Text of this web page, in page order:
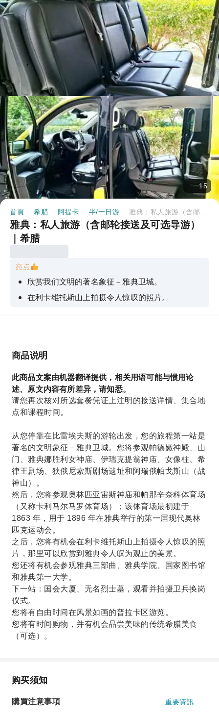
15
首頁 希腊 阿提卡 半/一日游
雅典：私人旅游（含邮轮接送及可选导游）
｜希腊
亮点
欣赏我们文明的著名象征－雅典卫城。
在利卡维托斯山上拍摄令人惊叹的照片。
尽情享受普拉卡区如画的风景。
商品说明
此商品文案由机器翻译提供，相关用语可能与惯用论
述、原文内容有所差异，请知悉。
请您再次核对所选套餐凭证上注明的接送详情、集合地
点和课程时间。
从您停靠在比雷埃夫斯的游轮出发，您的旅程第一站是
著名的文明象征－雅典卫城。您将参观帕德嫩神殿、山
门、雅典娜胜利女神庙、伊瑞克提翁神庙、女像柱、希
律王剧场、狄俄尼索斯剧场遗址和阿瑞俄帕戈斯山（战
神山）。
然后，您将参观奥林匹亚宙斯神庙和帕那辛奈科体育场
（又称卡利马尔马罗体育场）；该体育场最初建于
1863 年，用于 1896 年在雅典举行的第一届现代奥林
匹克运动会。
之后，您将有机会在利卡维托斯山上拍摄令人惊叹的照
片，那里可以欣赏到雅典令人叹为观止的美景。
您还将有机会参观雅典三部曲、雅典学院、国家图书馆
和雅典第一大学。
下一站：国会大厦、无名烈士墓，观看并拍摄卫兵换岗
仪式。
您将有自由时间在风景如画的普拉卡区游览。
您将有时间购物，并有机会品尝美味的传统希腊美食
（可选）。
购买须知
購買注意事項 重要資訊